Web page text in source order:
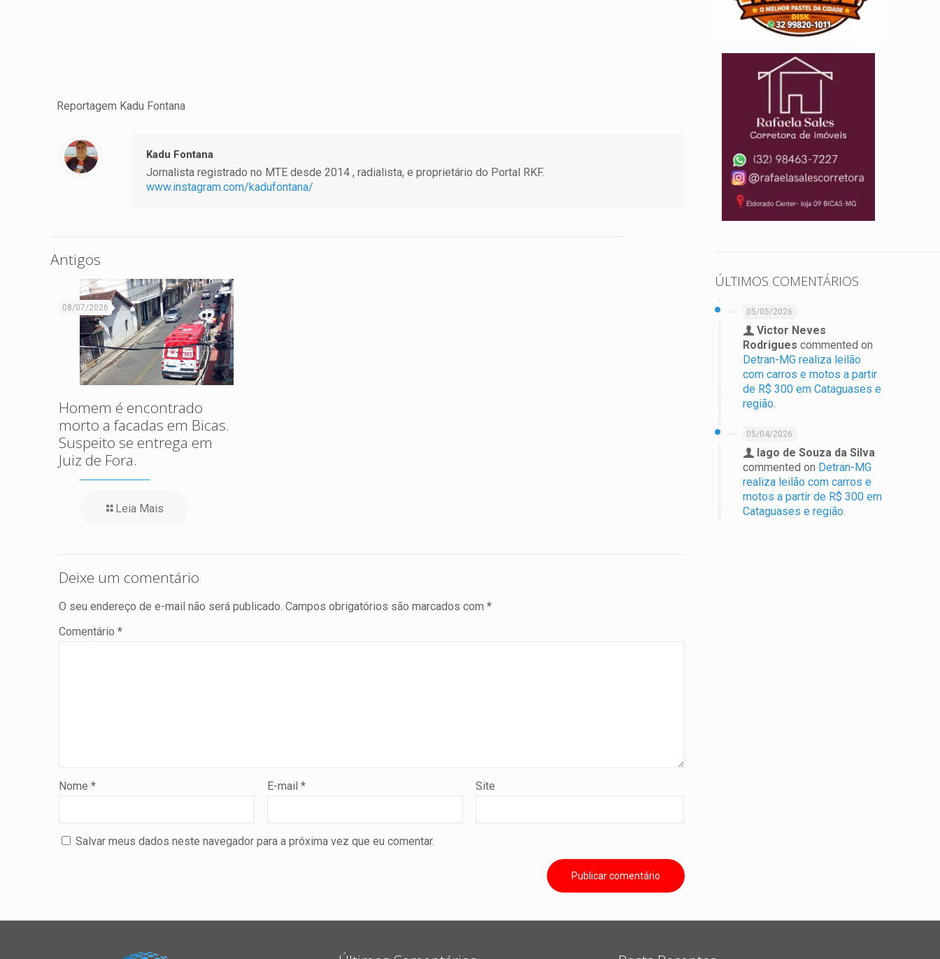
Reportagem Kadu Fontana
Kadu Fontana
Jornalista registrado no MTE desde 2014 , radialista, e proprietário do Portal RKF.
www.instagram.com/kadufontana/
Antigos
08/07/2026
Homem é encontrado
morto a facadas em Bicas.
Suspeito se entrega em
Juiz de Fora.
Leia Mais
Deixe um comentário
O seu endereço de e-mail não será publicado. Campos obrigatórios são marcados com *
Comentário *
Nome * E-mail* Site
Salvar meus dados neste navegador para a próxima vez que eu comentar.
ÚLTIMOS COMENTÁRIOS
05/05/2026
Victor Neves
Rodrigues commented on
Detran-MG realiza leilão
com carros e motos a partir
de R$ 300 em Cataguases e
região.
05/04/2026
Iago de Souza da Silva
commented on Detran-MG
realiza leilão com carros e
motos a partir de R$ 300 em
Cataguases e região.